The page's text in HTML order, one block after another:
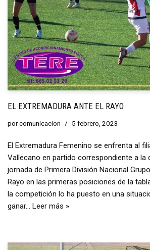
EL EXTREMADURA ANTE EL RAYO
porcomunicacion 5 febrero, 2023
El Extremadura Femenino se enfrenta al
Vallecano en partido correspondiente a la
jornada de Primera División Nacional
Rayo en las primeras posiciones de la
la competición lo ha puesto en una
ganar… Leer más »